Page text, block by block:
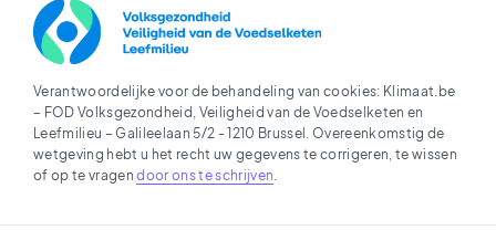
Verantwoordelijke voor de behandeling van cookies: Klimaat.be
– FOD Volksgezondheid, Veiligheid van de Voedselketen en
Leefmilieu – Galileelaan 5/2 - 1210 Brussel. Overeenkomstig de
wetgeving hebt u het recht uw gegevens te corrigeren, te wissen
of op te vragendoor ons te schrijven